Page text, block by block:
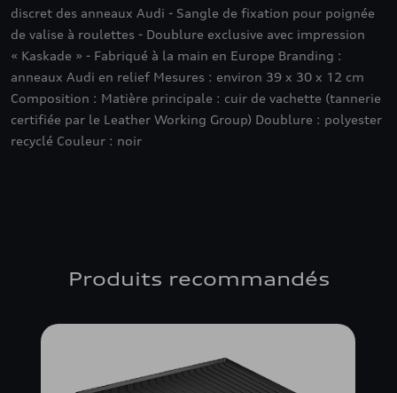
discret des anneaux Audi - Sangle de fixation pour poignée
de valise à roulettes - Doublure exclusive avec impression
« Kaskade » - Fabriqué à la main en Europe Branding :
anneaux Audi en relief Mesures : environ 39 x 30 x 12 cm
Composition : Matière principale : cuir de vachette (tannerie
certifiée par le Leather Working Group) Doublure : polyester
recyclé Couleur : noir
Produits recommandés